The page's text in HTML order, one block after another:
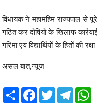
गरिमा एवं विद्यार्थियों के हितों की
असल बात,न्यूज
ShareFacebook
RELATED POSTS